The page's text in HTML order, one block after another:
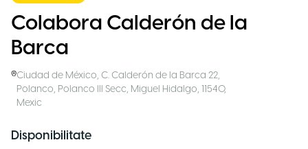
Colabora Calderón de la
Barca
Ciudad de México, C. Calderón de la Barca 22,
Polanco, Polanco III Secc, Miguel Hidalgo, 11540,
Mexic
Disponibilitate